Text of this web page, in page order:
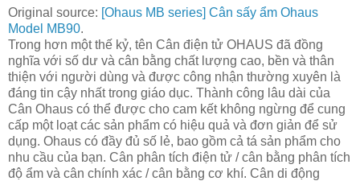
Original source: [Ohaus MB series] Cân sấy ẩm Ohaus
Model MB90.
Trong hơn một thế kỷ, tên Cân điện tử OHAUS đã đồng
nghĩa với số dư và cân bằng chất lượng cao, bền và thân
thiện với người dùng và được công nhận thường xuyên là
đáng tin cậy nhất trong giáo dục. Thành công lâu dài của
Cân Ohaus có thể được cho cam kết không ngừng để cung
cấp một loạt các sản phẩm có hiệu quả và đơn giản để sử
dụng. Ohaus có đầy đủ số lẻ, bao gồm cả tá sản phẩm cho
nhu cầu của bạn. Cân phân tích điện tử / cân bằng phân tích
độ ẩm và cân chính xác / cân bằng cơ khí. Cân di động